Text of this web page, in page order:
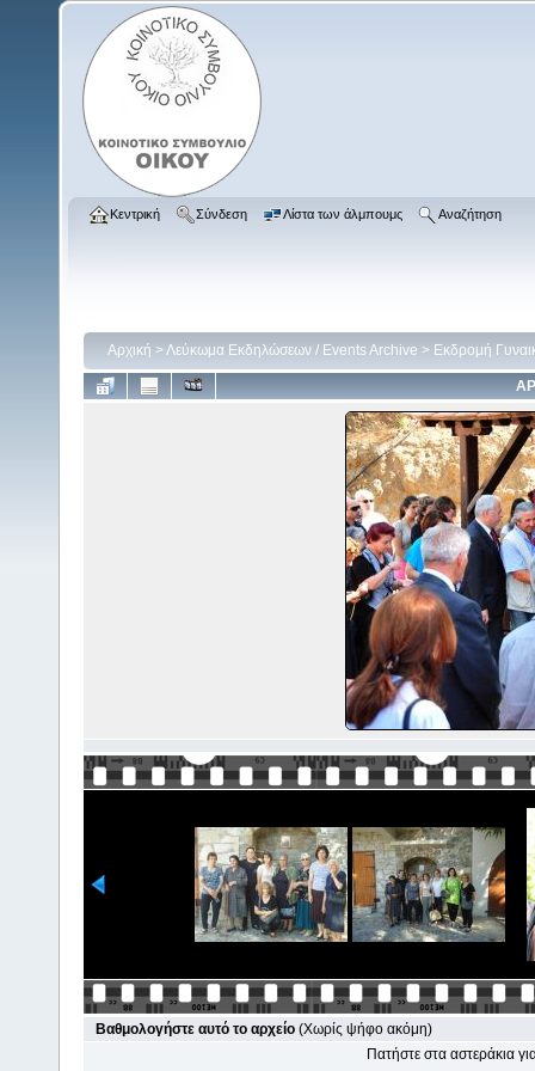
Κεντρική Σύνδεση Λίστα των άλμπουμς Αναζήτηση
Αρχική >Λεύκωμα Εκδηλώσεων / Events Archive > Εκδρομή
Βαθμολογήστε αυτό το αρχείο (Χωρίς ψήφο ακόμη)
Πατήστε στα αστεράκια